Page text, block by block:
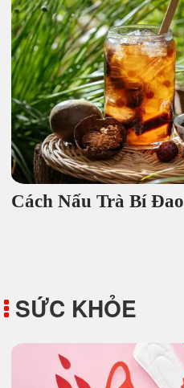
Cách Nấu Trà Bí Đao
SỨC KHỎE